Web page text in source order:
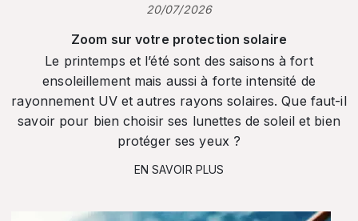
20/07/2026
Zoom sur votre protection solaire
Le printemps et l’été sont des saisons à fort
ensoleillement mais aussi à forte intensité de
rayonnement UV et autres rayons solaires. Que faut-il
savoir pour bien choisir ses lunettes de soleil et bien
protéger ses yeux ?
EN SAVOIR PLUS